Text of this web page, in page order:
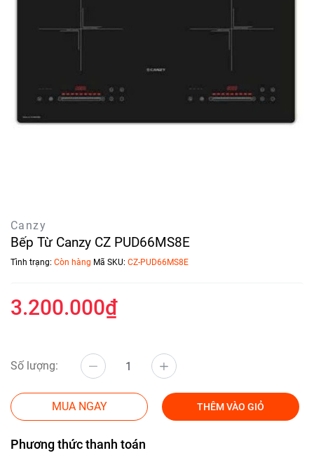
Canzy
Bếp Từ Canzy CZ PUD66MS8E
Tình trạng: Còn hàng Mã SKU: CZ-PUD66MS8E
3.200.000₫
Số lượng:
MUA NGAY THÊM VÀO GIỎ
Phương thức thanh toán